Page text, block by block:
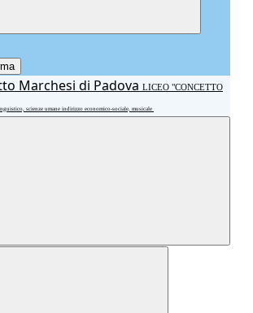
LICEO "CONCETTO
scienze umane indirizzo economico-sociale, musicale